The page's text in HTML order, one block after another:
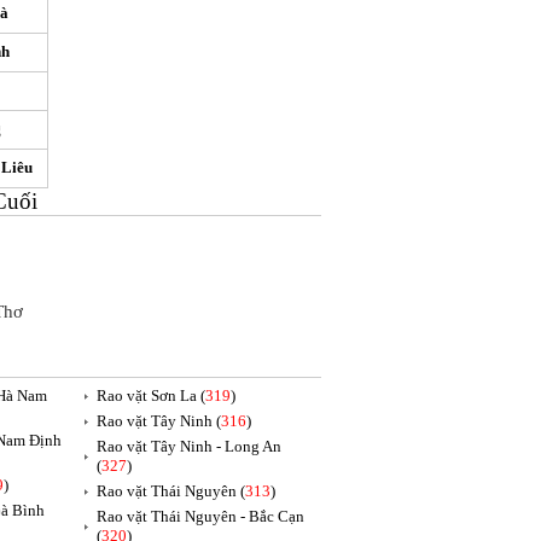
Liêu
Nam
Định
)
Bình
Rao vặt Sơn La (319)
Rao vặt Tây Ninh (316)
Rao vặt Tây Ninh - Long An
(327)
Rao vặt Thái Nguyên (313)
Rao vặt Thái Nguyên - Bắc Cạn
(320)